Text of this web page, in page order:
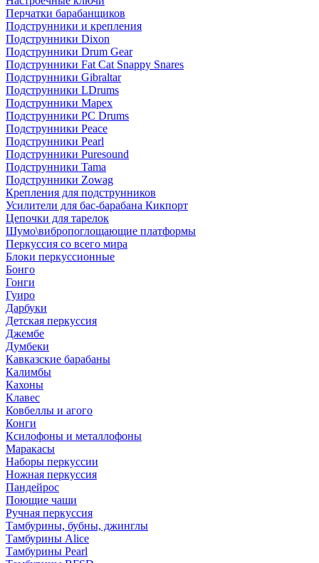
Перчатки барабанщиков
Подструнники и крепления
Подструнники Dixon
Подструнники Drum Gear
Подструнники Fat Cat Snappy Snares
Подструнники Gibraltar
Подструнники LDrums
Подструнники Mapex
Подструнники PC Drums
Подструнники Peace
Подструнники Pearl
Подструнники Puresound
Подструнники Tama
Подструнники Zowag
Крепления для подструнников
Усилители для бас-барабана Кикпорт
Цепочки для тарелок
Шумо\вибропоглощающие платформы
Перкуссия со всего мира
Блоки перкуссионные
Бонго
Гонги
Гуиро
Дарбуки
Детская перкуссия
Джембе
Думбеки
Кавказские барабаны
Калимбы
Кахоны
Клавес
Ковбеллы и агого
Конги
Ксилофоны и металлофоны
Маракасы
Наборы перкуссии
Ножная перкуссия
Пандейрос
Поющие чаши
Ручная перкуссия
Тамбурины, бубны, джинглы
Тамбурины Alice
Тамбурины Pearl